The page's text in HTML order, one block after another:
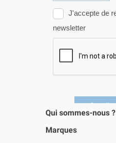
Qui sommes-nous ?
Marques